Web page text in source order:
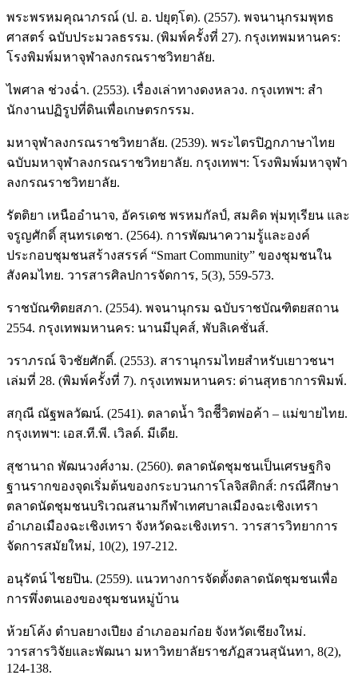
พระพรหมคุณาภรณ์ (ป. อ. ปยุตฺโต). (2557). พจนานุกรมพุทธ
ศาสตร์ ฉบับประมวลธรรม. (พิมพ์ครั้งที่ 27). กรุงเทพมหานคร:
โรงพิมพ์มหาจุฬาลงกรณราชวิทยาลัย.
ไพศาล ช่วงฉ่ำ. (2553). เรื่องเล่าทางดงหลวง. กรุงเทพฯ: สํา
นักงานปฏิรูปที่ดินเพื่อเกษตรกรรม.
มหาจุฬาลงกรณราชวิทยาลัย. (2539). พระไตรปิฎกภาษาไทย
ฉบับมหาจุฬาลงกรณราชวิทยาลัย. กรุงเทพฯ: โรงพิมพ์มหาจุฬา
ลงกรณราชวิทยาลัย.
รัตติยา เหนืออำนาจ, อัครเดช พรหมกัลป์, สมคิด พุ่มทุเรียน และ
จรูญศักดิ์ สุนทรเดชา. (2564). การพัฒนาความรู้และองค์
ประกอบชุมชนสร้างสรรค์ “Smart Community” ของชุมชนใน
สังคมไทย. วารสารศิลปการจัดการ, 5(3), 559-573.
ราชบัณฑิตยสภา. (2554). พจนานุกรม ฉบับราชบัณฑิตยสถาน
2554. กรุงเทพมหานคร: นานมีบุคส์, พับลิเคชั่นส์.
วราภรณ์ จิวชัยศักดิ์. (2553). สารานุกรมไทยสำหรับเยาวชนฯ
เล่มที่ 28. (พิมพ์ครั้งที่ 7). กรุงเทพมหานคร: ด่านสุทธาการพิมพ์.
สกุณี ณัฐพลวัฒน์. (2541). ตลาดน้ำ วิถชีีวิตพ่อค้า – แม่ขายไทย.
กรุงเทพฯ: เอส.ที.พี. เวิลด์. มีเดีย.
สุชานาถ พัฒนวงศ์งาม. (2560). ตลาดนัดชุมชนเป็นเศรษฐกิจ
ฐานรากของจุดเริ่มต้นของกระบวนการโลจิสติกส์: กรณีศึกษา
ตลาดนัดชุมชนบริเวณสนามกีฬาเทศบาลเมืองฉะเชิงเทรา
อำเภอเมืองฉะเชิงเทรา จังหวัดฉะเชิงเทรา. วารสารวิทยาการ
จัดการสมัยใหม่, 10(2), 197-212.
อนุรัตน์ ไชยปิน. (2559). แนวทางการจัดตั้งตลาดนัดชุมชนเพื่อ
การพึ่งตนเองของชุมชนหมู่บ้าน
ห้วยโค้ง ตำบลยางเปียง อำเภออมก๋อย จังหวัดเชียงใหม่.
วารสารวิจัยและพัฒนา มหาวิทยาลัยราชภัฏสวนสุนันทา, 8(2),
124-138.